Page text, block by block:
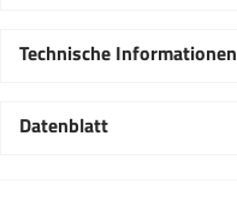
Technische Informationen
Datenblatt